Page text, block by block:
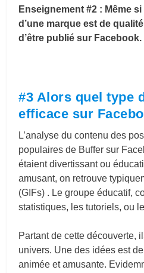
Enseignement #2 : Même
d’une marque est de
d’être publié sur Facebook.
#3 Alors quel type
efficace sur
L’analyse du contenu des
populaires de Buffer sur
étaient divertissant ou
amusant, on retrouve
(GIFs) . Le groupe éducatif,
statistiques, les tutoriels, ou
Partant de cette découverte,
univers. Une des idées est
animée et amusante.